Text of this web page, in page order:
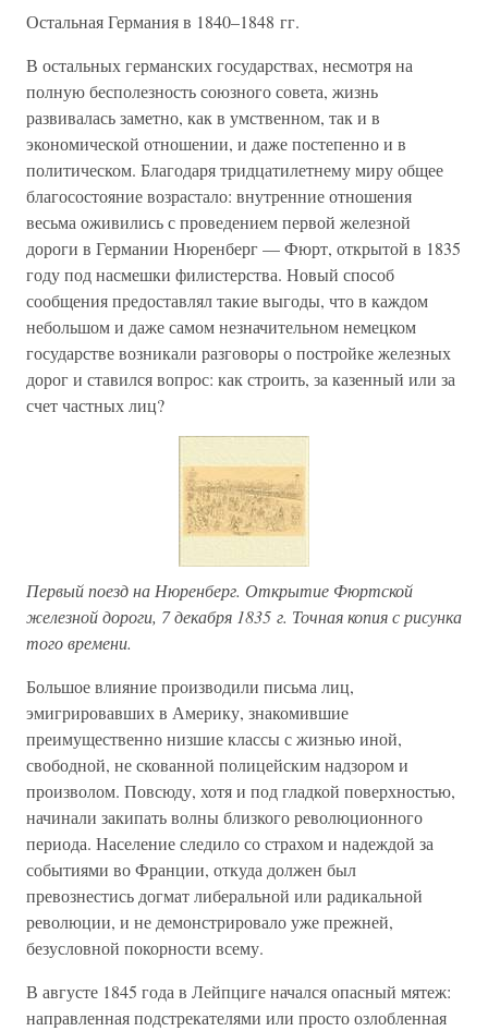
Остальная Германия в 1840–1848 гг.
В остальных германских государствах, несмотря на
полную бесполезность союзного совета, жизнь
развивалась заметно, как в умственном, так и в
экономической отношении, и даже постепенно и в
политическом. Благодаря тридцатилетнему миру общее
благосостояние возрастало: внутренние отношения
весьма оживились с проведением первой железной
дороги в Германии Нюренберг — Фюрт, открытой в 1835
году под насмешки филистерства. Новый способ
сообщения предоставлял такие выгоды, что в каждом
небольшом и даже самом незначительном немецком
государстве возникали разговоры о постройке железных
дорог и ставился вопрос: как строить, за казенный или за
счет частных лиц?
Первый поезд на Нюренберг. Открытие Фюртской
железной дороги, 7 декабря 1835 г. Точная копия с рисунка
того времени.
Большое влияние производили письма лиц,
эмигрировавших в Америку, знакомившие
преимущественно низшие классы с жизнью иной,
свободной, не скованной полицейским надзором и
произволом. Повсюду, хотя и под гладкой поверхностью,
начинали закипать волны близкого революционного
периода. Население следило со страхом и надеждой за
событиями во Франции, откуда должен был
превознестись догмат либеральной или радикальной
революции, и не демонстрировало уже прежней,
безусловной покорности всему.
В августе 1845 года в Лейпциге начался опасный мятеж:
направленная подстрекателями или просто озлобленная